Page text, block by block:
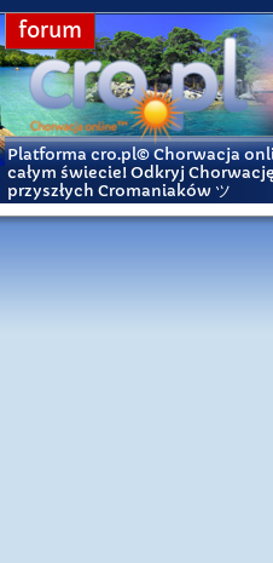
forum
Platforma cro.pl© Chorwacja
całym świecie! Odkryj
przyszłych Cromaniaków ツ